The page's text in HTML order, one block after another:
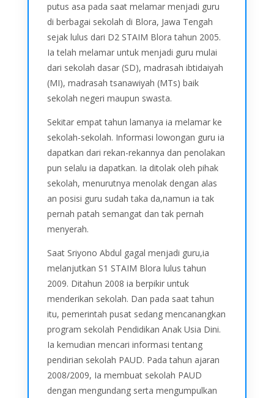
putus asa pada saat melamar menjadi guru
di berbagai sekolah di Blora, Jawa Tengah
sejak lulus dari D2 STAIM Blora tahun 2005.
Ia telah melamar untuk menjadi guru mulai
dari sekolah dasar (SD), madrasah ibtidaiyah
(MI), madrasah tsanawiyah (MTs) baik
sekolah negeri maupun swasta.
Sekitar empat tahun lamanya ia melamar ke
sekolah-sekolah. Informasi lowongan guru ia
dapatkan dari rekan-rekannya dan penolakan
pun selalu ia dapatkan. Ia ditolak oleh pihak
sekolah, menurutnya menolak dengan alas
an posisi guru sudah taka da,namun ia tak
pernah patah semangat dan tak pernah
menyerah.
Saat Sriyono Abdul gagal menjadi guru,ia
melanjutkan S1 STAIM Blora lulus tahun
2009. Ditahun 2008 ia berpikir untuk
menderikan sekolah. Dan pada saat tahun
itu, pemerintah pusat sedang mencanangkan
program sekolah Pendidikan Anak Usia Dini.
Ia kemudian mencari informasi tentang
pendirian sekolah PAUD. Pada tahun ajaran
2008/2009, Ia membuat sekolah PAUD
dengan mengundang serta mengumpulkan